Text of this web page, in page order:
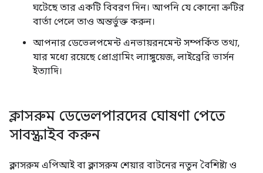
ঘটেছে তার একটি বিবরণ দিন। আপনি যে কোনো ত্রুটির
বার্তা পেলে তাও অন্তর্ভুক্ত করুন।
আপনার ডেভেলপমেন্ট এনভায়রনমেন্ট সম্পর্কিত তথ্য,
যার মধ্যে রয়েছে প্রোগ্রামিং ল্যাঙ্গুয়েজ, লাইব্রেরি ভার্সন
ইত্যাদি।
ক্লাসরুম ডেভেলপারদের ঘোষণা পেতে
সাবস্ক্রাইব করুন
ক্লাসরুম এপিআই বা ক্লাসরুম শেয়ার বাটনের নতুন বৈশিষ্ট্য ও